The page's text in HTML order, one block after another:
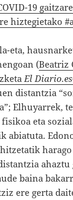
19
hiztegietako
eta,
(Beatriz
El Diario.es
distantzia
Elhuyarrek,
eta
abiatuta.
ahaztu
baina
ere gerta